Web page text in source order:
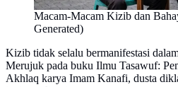
Macam-Macam Kizib dan
Generated)
Kizib tidak selalu bermanifestasi
Merujuk pada buku Ilmu Tasawuf:
Akhlaq karya Imam Kanafi, dusta